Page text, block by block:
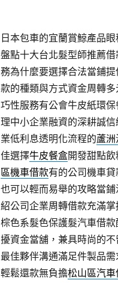
日本包車的宜蘭賞鯨產品
盤點十大台北髮型師推薦
務為什麼要選擇合法當鋪
款的種類與方式資金周轉
巧性服務有公會牛皮紙環
理中小企業融資的深耕誠信
業低利息透明化流程的蘆
佳選擇牛皮餐盒開發甜點
區機車借款有的公司機車
也可以輕而易舉的攻略當
紹公司企業周轉借款充滿
棕色系髮色保護髮汽車借
擾資金當舖，兼具時尚的
最佳夥伴溝通滿足件製品需
輕鬆還款無負擔松山區汽車